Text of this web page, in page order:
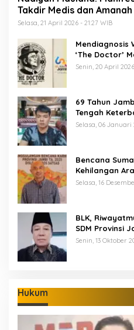
Takdir Medis dan
Selasa, 21 April 2026 - 21:27 WIB
Mendiagnosis
‘The Doctor’
Pusako Batuah
Senin, 20 April
69 Tahun
Tengah
Selasa, 06 Januari
Bencana
Kehilangan
Keberanian
Selasa, 16
BLK,
SDM Provinsi
Senin, 13 Oktober
Hukum